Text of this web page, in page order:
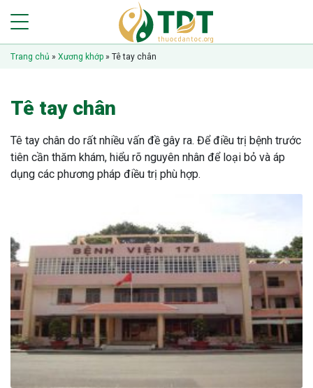
Trang chủ » Xương khớp » Tê tay chân
Tê tay chân
Tê tay chân do rất nhiều vấn đề gây ra. Để điều trị bệnh trước
tiên cần thăm khám, hiểu rõ nguyên nhân để loại bỏ và áp
dụng các phương pháp điều trị phù hợp.